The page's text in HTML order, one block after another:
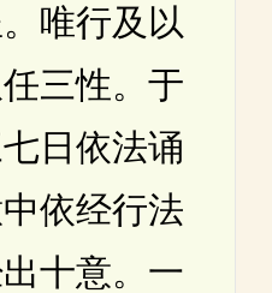
唯行及以
三性。于
日依法诵
依经行法
十意。一